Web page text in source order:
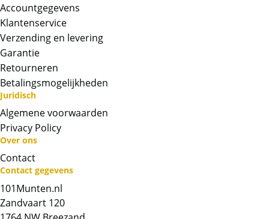
Informatie over populatie
Op 11 januari 2024 hebben wij bovenstaande
informatie over de populatie gecontroleerd.
Andere slabs
Wij hebben zo’n
slabs wilt verkopen: stuur dan een e-mail
naar
Chat met ons
Accountgegevens
Klantenservice
Verzending en levering
Garantie
Retourneren
Betalingsmogelijkheden
Juridisch
Algemene voorwaarden
Privacy Policy
Over ons
Contact
Contact gegevens
101Munten.nl
Zandvaart 120